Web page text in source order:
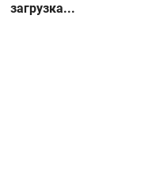
загрузка...